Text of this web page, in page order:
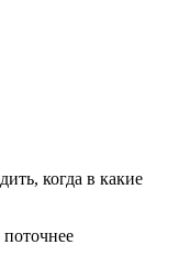
когда в какие